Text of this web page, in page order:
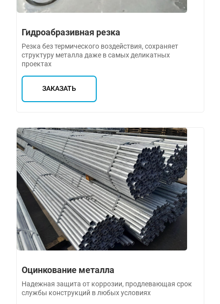
Гидроабразивная резка
Резка без термического воздействия, сохраняет
структуру металла даже в самых деликатных
проектах
ЗАКАЗАТЬ
Оцинкование металла
Надежная защита от коррозии, продлевающая срок
службы конструкций в любых условиях